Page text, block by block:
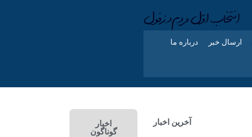
ارسال خبر درباره ما
آخرین اخبار
اخبار
گوناگون